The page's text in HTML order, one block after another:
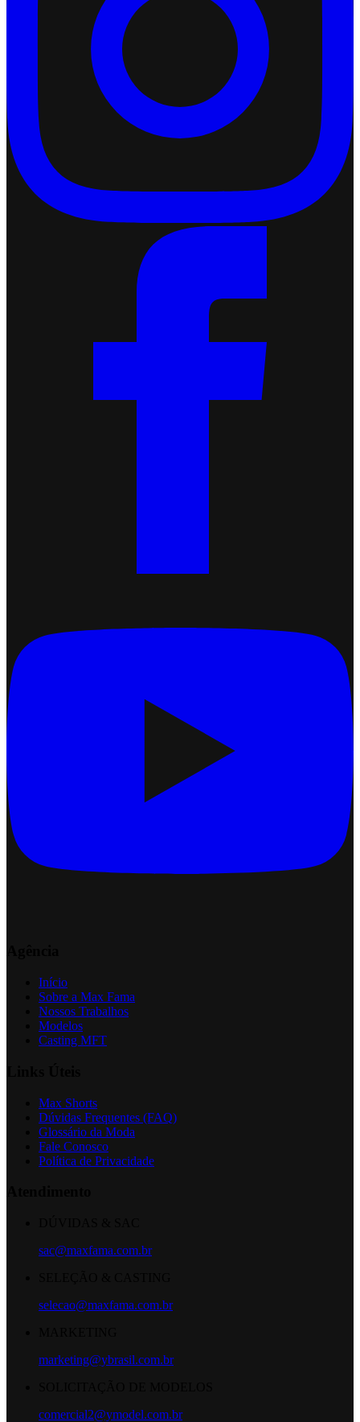
Início
Sobre a Max Fama
Nossos Trabalhos
Modelos
Casting MFT
Max Shorts
Dúvidas Frequentes (FAQ)
Glossário da Moda
Fale Conosco
Política de Privacidade
sac@maxfama.com.br
selecao@maxfama.com.br
marketing@ybrasil.com.br
comercial2@ymodel.com.br